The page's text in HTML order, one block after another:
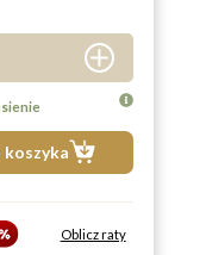
koszyka
Oblicz raty